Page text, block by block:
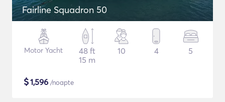
Fairline Squadron 50
Motor Yacht
48 ft
15 m
10 4 5
$1,596 /noapte